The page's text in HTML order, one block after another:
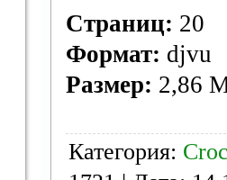
Страниц: 20
Формат: djvu
Размер: 2,86
Категория: